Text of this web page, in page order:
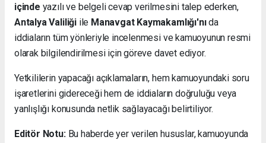
içinde yazılı ve belgeli cevap verilmesini talep ederken,
Antalya Valiliğiile Manavgat Kaymakamlığı'nıda
iddiaların tüm yönleriyle incelenmesi ve kamuoyunun resmi
olarak bilgilendirilmesi için göreve davet ediyor.
Yetkililerin yapacağı açıklamaların, hem kamuoyundaki soru
işaretlerini gidereceği hem de iddiaların doğruluğu veya
yanlışlığı konusunda netlik sağlayacağı belirtiliyor.
Editör Notu:Bu haberde yer verilen hususlar, kamuoyunda